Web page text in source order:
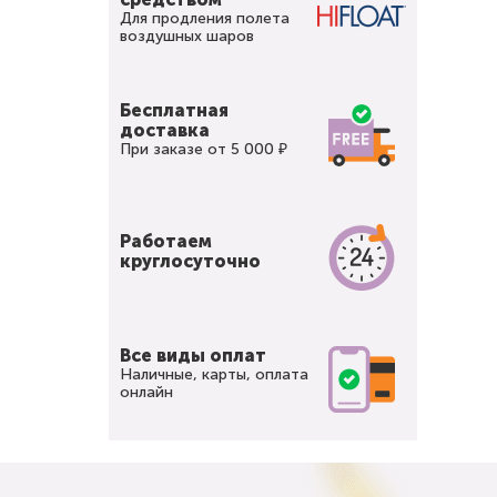
Для продления полета
воздушных шаров
Бесплатная
доставка
При заказе от 5 000 ₽
Работаем
круглосуточно
Все виды оплат
Наличные, карты, оплата
онлайн